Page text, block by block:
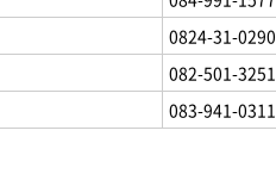
0824-31-0290
082-501-3251
083-941-0311